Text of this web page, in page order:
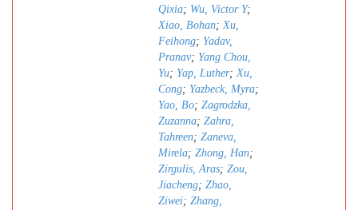
Qixia; Wu, Victor Y;
Xiao, Bohan;Xu,
Feihong; Yadav,
Pranav; Yang Chou,
Yu; Yap, Luther;Xu,
Cong; Yazbeck, Myra;
Yao, Bo; Zagrodzka,
Zuzanna; Zahra,
Tahreen; Zaneva,
Mirela; Zhong, Han;
Zirgulis, Aras; Zou,
Jiacheng; Zhao,
Ziwei; Zhang,